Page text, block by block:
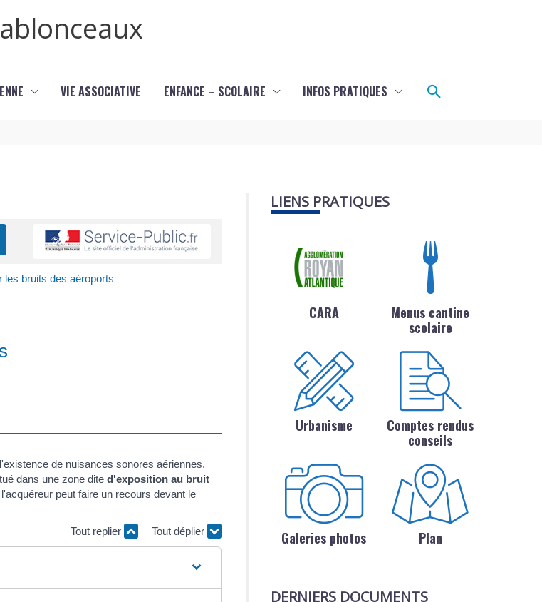
VIE ASSOCIATIVE ENFANCE – SCOLAIRE INFOS PRATIQUES Rechercher
les bruits des aéroports
de nuisances sonores aériennes.
dans une zone dite d'exposition au bruit
peut faire un recours devant le
Tout replier
Tout déplier
LIENS PRATIQUES
CARA
Menus cantine
scolaire
Urbanisme
Comptes rendus
conseils
Galeries photos Plan
DERNIERS DOCUMENTS